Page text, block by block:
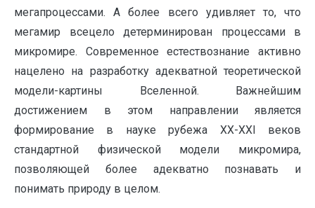
мегапроцессами. А более всего удивляет то, что
мегамир всецело детерминирован процессами в
микромире. Современное естествознание активно
нацелено на разработку адекватной теоретической
модели-картины Вселенной. Важнейшим
достижением в этом направлении является
формирование в науке рубежа ХХ-ХХI веков
стандартной физической модели микромира,
позволяющей более адекватно познавать и
понимать природу в целом.